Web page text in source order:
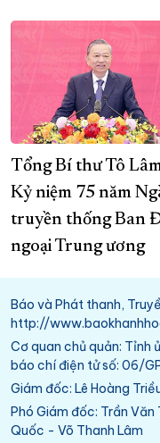
Tổng Bí thư Tô
Kỷ niệm 75 năm
truyền thống Ban
ngoại Trung ương
Báo và Phát thanh,
http://
Cơ quan chủ quản: Tỉnh
báo chí điện tử số: 06/
Giám đốc: Lê Hoàng
Phó Giám đốc: Trần
Quốc - Võ Thanh Lâm